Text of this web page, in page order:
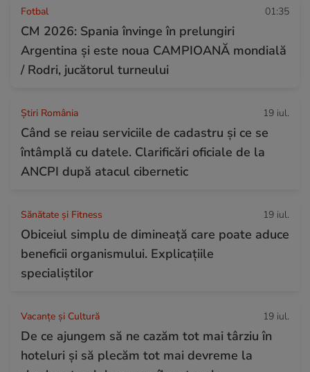
Fotbal 01:35
CM 2026: Spania învinge în prelungiri
Argentina și este noua CAMPIOANĂ mondială
/ Rodri, jucătorul turneului
Știri România 19 iul.
Când se reiau serviciile de cadastru și ce se
întâmplă cu datele. Clarificări oficiale de la
ANCPI după atacul cibernetic
Sănătate și Fitness 19 iul.
Obiceiul simplu de dimineață care poate aduce
beneficii organismului. Explicațiile
specialiștilor
Vacanțe și Cultură 19 iul.
De ce ajungem să ne cazăm tot mai târziu în
hoteluri și să plecăm tot mai devreme la